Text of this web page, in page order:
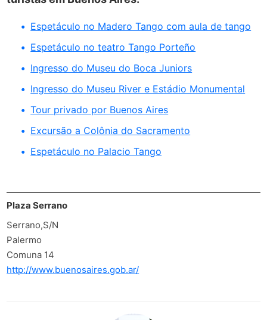
Espetáculo no Madero Tango com aula de tango
Espetáculo no teatro Tango Porteño
Ingresso do Museu do Boca Juniors
Ingresso do Museu River e Estádio Monumental
Tour privado por Buenos Aires
Excursão a Colônia do Sacramento
Espetáculo no Palacio Tango
Plaza Serrano
Serrano,S/N
Palermo
Comuna 14
http://www.buenosaires.gob.ar/